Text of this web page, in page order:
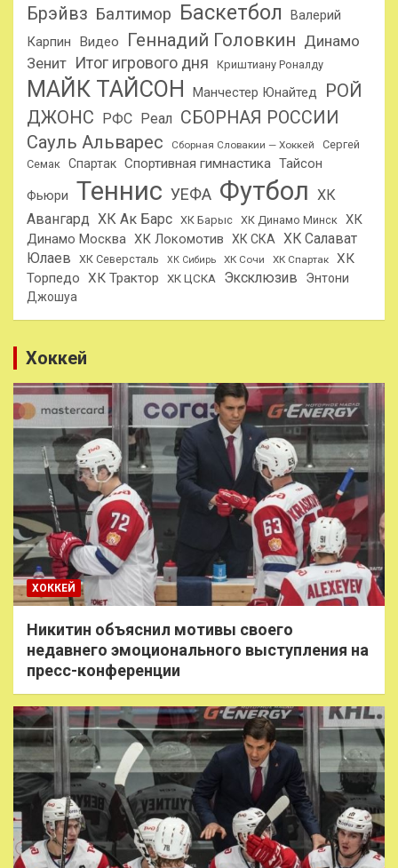
Брэйвз Балтимор Баскетбол
Валерий
Карпин
Видео Геннадий Головкин Динамо
Зенит Итог игрового дня Криштиану Роналду
МАЙК ТАЙСОН Манчестер Юнайтед
РОЙ
ДЖОНС
РФС Реал СБОРНАЯ РОССИИ
Сауль Альварес Сборная Словакии — Хоккей
Сергей
Семак Спартак Спортивная гимнастика Тайсон
Фьюри Теннис УЕФА Футбол ХК
Авангард ХК Ак Барс ХК Барыс ХК Динамо Минск ХК
Динамо Москва ХК Локомотив ХК СКА ХК Салават
Юлаев
ХК Северсталь ХК Сибирь ХК Сочи ХК Спартак
ХК
Торпедо ХК Трактор ХК ЦСКА Эксклюзив
Энтони
Джошуа
Хоккей
ХОККЕЙ
Никитин объяснил мотивы своего
недавнего эмоционального выступления на
пресс-конференции